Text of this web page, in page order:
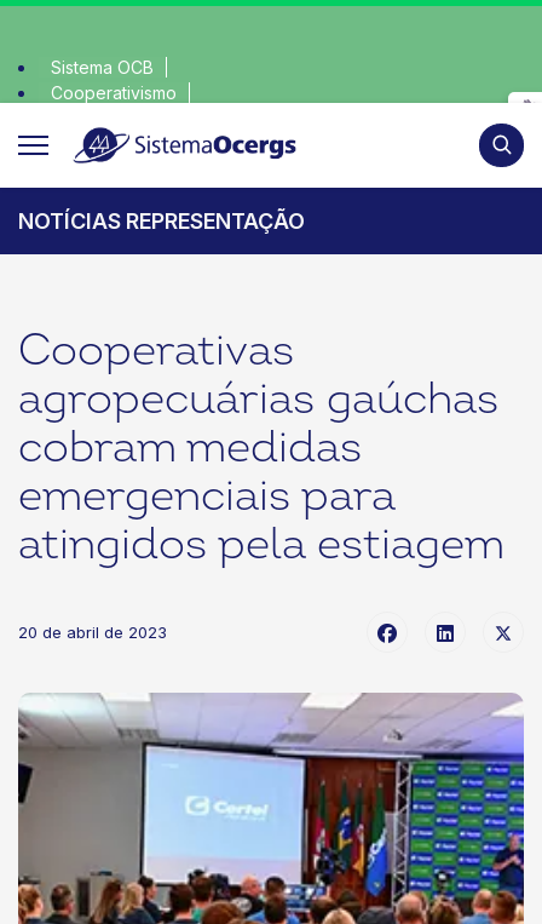
Sistema OCB
Cooperativismo
NOTÍCIAS REPRESENTAÇÃO
Cooperativas
agropecuárias gaúchas
cobram medidas
emergenciais para
atingidos pela estiagem
20 de abril de 2023